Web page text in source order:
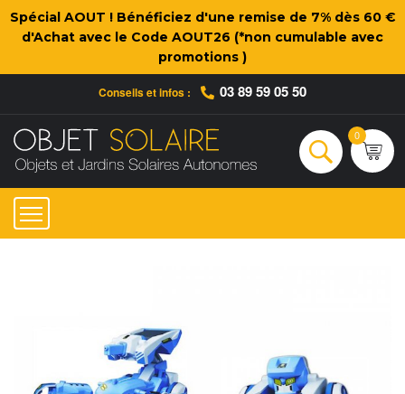
Spécial AOUT ! Bénéficiez d'une remise de 7% dès 60 €
d'Achat avec le Code AOUT26 (*non cumulable avec
promotions )
Conseils et infos : 03 89 59 05 50
Rechercher
0